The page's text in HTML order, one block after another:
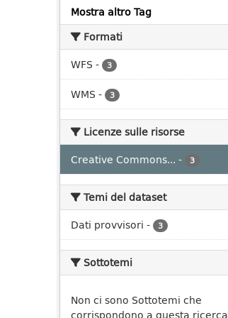
Mostra altro Tag
Formati
WFS - 3
WMS - 3
Licenze sulle risorse
Creative Commons... - 3
Temi del dataset
Dati provvisori - 3
Sottotemi
Non ci sono Sottotemi che
corrispondono a questa ricerca